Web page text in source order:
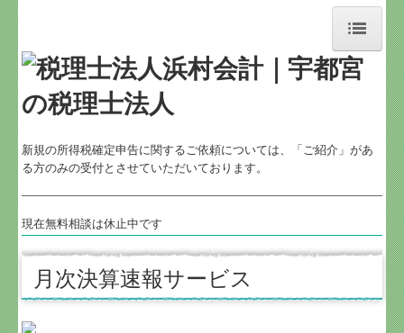
ホーム
事務所紹介
経営理念
業務案内
新規の所得税確定申告に関するご依頼については、「ご紹介」があ
る方のみの受付とさせていただいております。
現在無料相談は休止中です
月次決算速報サービス